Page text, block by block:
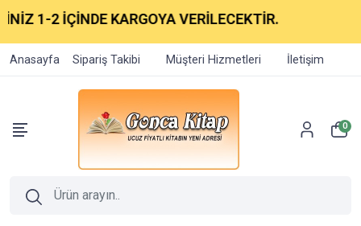
1-2 İÇİNDE KARGOYA VERİLECEKTİR.
Anasayfa Sipariş Takibi Müşteri Hizmetleri İletişim
0